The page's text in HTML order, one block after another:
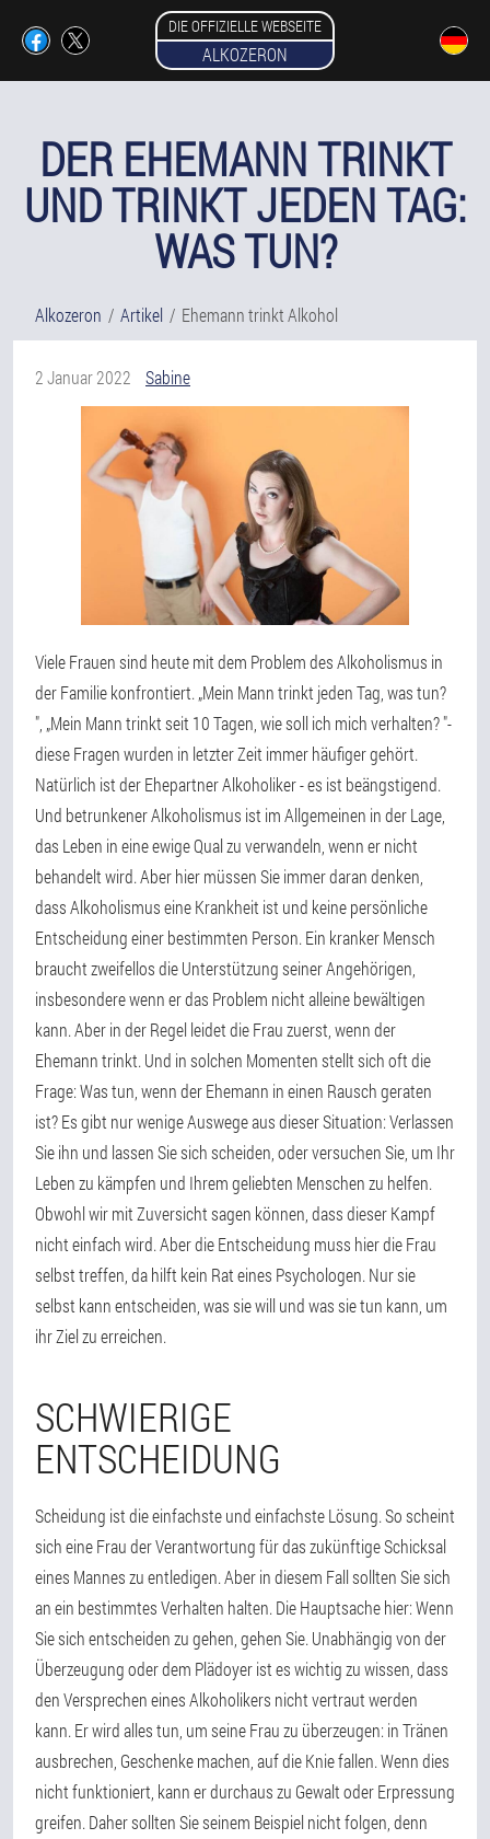
DIE OFFIZIELLE WEBSEITE
ALKOZERON
DER EHEMANN TRINKT
UND TRINKT JEDEN TAG:
WAS TUN?
Alkozeron Artikel Ehemann trinkt Alkohol
2 Januar 2022 Sabine
Viele Frauen sind heute mit dem Problem des Alkoholismus in
der Familie konfrontiert. „Mein Mann trinkt jeden Tag, was tun?
", „Mein Mann trinkt seit 10 Tagen, wie soll ich mich verhalten? "-
diese Fragen wurden in letzter Zeit immer häufiger gehört.
Natürlich ist der Ehepartner Alkoholiker - es ist beängstigend.
Und betrunkener Alkoholismus ist im Allgemeinen in der Lage,
das Leben in eine ewige Qual zu verwandeln, wenn er nicht
behandelt wird. Aber hier müssen Sie immer daran denken,
dass Alkoholismus eine Krankheit ist und keine persönliche
Entscheidung einer bestimmten Person. Ein kranker Mensch
braucht zweifellos die Unterstützung seiner Angehörigen,
insbesondere wenn er das Problem nicht alleine bewältigen
kann. Aber in der Regel leidet die Frau zuerst, wenn der
Ehemann trinkt. Und in solchen Momenten stellt sich oft die
Frage: Was tun, wenn der Ehemann in einen Rausch geraten
ist? Es gibt nur wenige Auswege aus dieser Situation: Verlassen
Sie ihn und lassen Sie sich scheiden, oder versuchen Sie, um Ihr
Leben zu kämpfen und Ihrem geliebten Menschen zu helfen.
Obwohl wir mit Zuversicht sagen können, dass dieser Kampf
nicht einfach wird. Aber die Entscheidung muss hier die Frau
selbst treffen, da hilft kein Rat eines Psychologen. Nur sie
selbst kann entscheiden, was sie will und was sie tun kann, um
ihr Ziel zu erreichen.
SCHWIERIGE
ENTSCHEIDUNG
Scheidung ist die einfachste und einfachste Lösung. So scheint
sich eine Frau der Verantwortung für das zukünftige Schicksal
eines Mannes zu entledigen. Aber in diesem Fall sollten Sie sich
an ein bestimmtes Verhalten halten. Die Hauptsache hier: Wenn
Sie sich entscheiden zu gehen, gehen Sie. Unabhängig von der
Überzeugung oder dem Plädoyer ist es wichtig zu wissen, dass
den Versprechen eines Alkoholikers nicht vertraut werden
kann. Er wird alles tun, um seine Frau zu überzeugen: in Tränen
ausbrechen, Geschenke machen, auf die Knie fallen. Wenn dies
nicht funktioniert, kann er durchaus zu Gewalt oder Erpressung
greifen. Daher sollten Sie seinem Beispiel nicht folgen, denn